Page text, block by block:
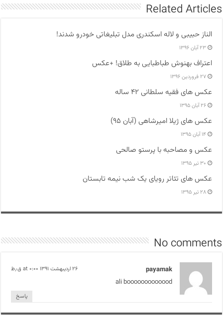
Related Articles
الناز حبیبی و لاله اسکندری مدل تبلیغاتی خودرو شدند!
۲۳ آبان ۱۳۹۶
اعتراف بهنوش طباطبایی به طلاق! +عکس
۲۷ فروردین ۱۳۹۶
عکس های فقیه سلطانی ۴۲ ساله
۲۶ آبان ۱۳۹۵
عکس های ژیلا امیرشاهی (آبان ۹۵)
۱۴ آبان ۱۳۹۵
عکس و مصاحبه با پرستو صالحی
۳۰ تیر ۱۳۹۵
عکس های تئاتر رویای یک شب نیمه تابستان
۲۸ تیر ۱۳۹۵
No comments
payamak ۲۶ اردیبهشت ۱۳۹۱ at ۰:۰۰ ق٫ظ
ali booooooooooood
پاسخ